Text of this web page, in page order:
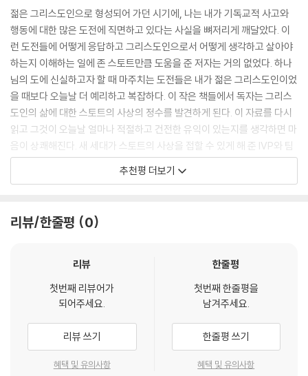
의 인간됨에 필수 불가결하다는 것을 본능적으로 안다. 사랑은 삶의 모든
것이다. 그래서 사람들은 도처에서 사랑을 찾고 있다.
---「1 교회에 대한 세상의 도전」중에서
오랜 교회사에서 교회가 거룩한 세속성이라는 하나님이 주신 이중 정체성
을 제대로 보존한 적은 거의 없다. 대신, 양극단 사이를 왔다 갔다 하는 경
향이 있었다. 때로 자신의 거룩함을 지나치게 강조한 나머지, 교회는 세상
에서 한발 물러서서 자신의 사명을 매우 소홀히 했다. 때로는 자신의 세속
성을 지나치게 강조한 나머지, 세상에 순응하면서 세상의 견해와 가치관에
동화되어 자신의 거룩함을 너무나 소홀히 했다. 하지만 교회는 선교를 감
당하기 위해 두 가지 부르심 모두에 신실하게 반응해야 하고, 정체성의 양
---「2 지역 교회를 통한 복음 전도」중에서
해서 그분의 관심사 중 이것 혹은 저것을 택하고 다른 것들은 제외시켜 버
리는 것이다.…20세기의 교회들이 주로 몰두해 온 일은 구조적 연합을 추
구하는 것이었다. 그러나 그들은 종종 진정한 연합을 이루어 주는, 그리고
어떤 교회들은 진리(교리적 정통성)에 몰두하는데, 때로 그 과정에서 무미
건조하고 가혹하며 사랑이 없게 되어, 진리가 거룩함으로 아름답게 장식되
어야 한다는 것을 잊어버린다.
다. 하지만 이 책에서 존 스토트가 다루는 쟁점들은 처음 쓰였을 때와 마찬
가지로 오늘날에도 전적으로 적실하다. 문제는 어떻게 새 세대의 독자들이
이 중대한 저술에 접근하기 쉽도록 만들 것인가였다. 이 시리즈는 기존 책
을 다섯 가지 주요 주제에 기초하여 여러 권의 작은 책들로 나누고, 21세기
독자가 공감할 수 있는 최신 단어들로 개정하면서도 원본에 있는 저자의
사고 흐름과 문체를 유지하기 위해 매우 주의를 기울였다. 그리고 반성과
응답을 돕기 위해 각 장 끝에 현재 기독교 베스트셀러 저자 팀 체스터가 만
든 질문들을 덧붙였다.
이 시리즈는 시대를 사는 그리스도인들이 시간을 다루는 법, 곧 어떻게 우
리의 사고와 삶 속에서 과거와 현재와 미래를 결합시킬 수 있는지를 다루
에 대한 불성실함과 현대 세계에서의 부적실성을 피하고 오늘날 하나님의
젊은 그리스도인으로 형성되어 가던 시기에, 나는 내가 기독교적 사고와
행동에 대한 많은 도전에 직면하고 있다는 사실을 뼈저리게 깨달았다. 이
런 도전들에 어떻게 응답하고 그리스도인으로서 어떻게 생각하고 살아야
하는지 이해하는 일에 존 스토트만큼 도움을 준 저자는 거의 없었다. 하나
님의 도에 신실하고자 할 때 마주치는 도전들은 내가 젊은 그리스도인이었
을 때보다 오늘날 더 예리하고 복잡하다. 이 작은 책들에서 독자는 그리스
도인의 삶에 대한 스토트의 사상의 정수를 발견하게 된다. 이 자료를 다시
읽고 그것이 오늘날 얼마나 적절하고 건전한 유익이 있는지를 생각하면 마
음이 상쾌해진다. 새 세대가 스토트의 사상을 접할 수 있게 해 준 IVP와 팀
체스터에게 감사한다.
- 아지드 페르난도 (스리랑카 Youth for Christ 교육 책임자)
과학기술의 발달로 이전 어느 때보다 더 많은 음성이 우리의 주의를 끌기
두 가지 면에서 유명하다. 스토트는 하나님을 위해 신실하게 살기 위해 하
나님께 주의 깊게 귀 기울이는 법을 가르쳤다. 그리고 스토트는 하나님의
목적들을 명료하게 전달하기 위해 세상에 민감하게 귀 기울이는 법에 대한
사는 그리스도인』이 새로운 세대의 독자들을 위해 시리즈라는 새로운 체
제로 주의 깊게 개정된 것은 감격스러운 일이다. 이 책을 읽을 때, 우리가
잘 들을 수 있기를!
추천평 더보기
리뷰/한줄평 0
리뷰
첫번째 리뷰어가
되어주세요.
리뷰 쓰기
혜택 및 유의사항
한줄평
첫번째 한줄평을
남겨주세요.
한줄평 쓰기
혜택 및 유의사항